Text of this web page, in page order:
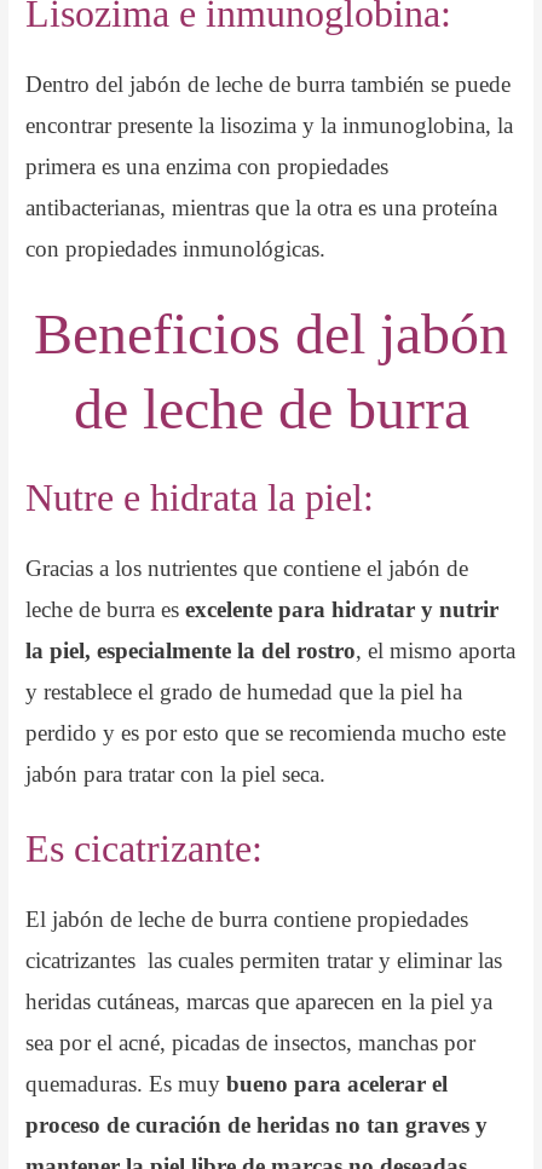
Lisozima e inmunoglobina:
Dentro del jabón de leche de burra también se puede
encontrar presente la lisozima y la inmunoglobina, la
primera es una enzima con propiedades
antibacterianas, mientras que la otra es una proteína
con propiedades inmunológicas.
Beneficios del jabón
de leche de burra
Nutre e hidrata la piel:
Gracias a los nutrientes que contiene el jabón de
leche de burra esexcelente para hidratar y nutrir
la piel, especialmente la del rostro, el mismo aporta
y restablece el grado de humedad que la piel ha
perdido y es por esto que se recomienda mucho este
jabón para tratar con la piel seca.
Es cicatrizante:
El jabón de leche de burra contiene propiedades
cicatrizantes las cuales permiten tratar y eliminar las
heridas cutáneas, marcas que aparecen en la piel ya
sea por el acné, picadas de insectos, manchas por
quemaduras. Es muybueno para acelerar el
proceso de curación de heridas no tan graves y